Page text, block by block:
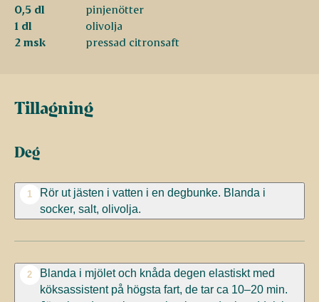
0,5 dl
pinjenötter
1 dl
olivolja
2 msk
pressad citronsaft
Tillagning
Deg
1
Rör ut jästen i vatten i en degbunke. Blanda i
socker, salt, olivolja.
2
Blanda i mjölet och knåda degen elastiskt med
köksassistent på högsta fart, de tar ca 10–20 min.